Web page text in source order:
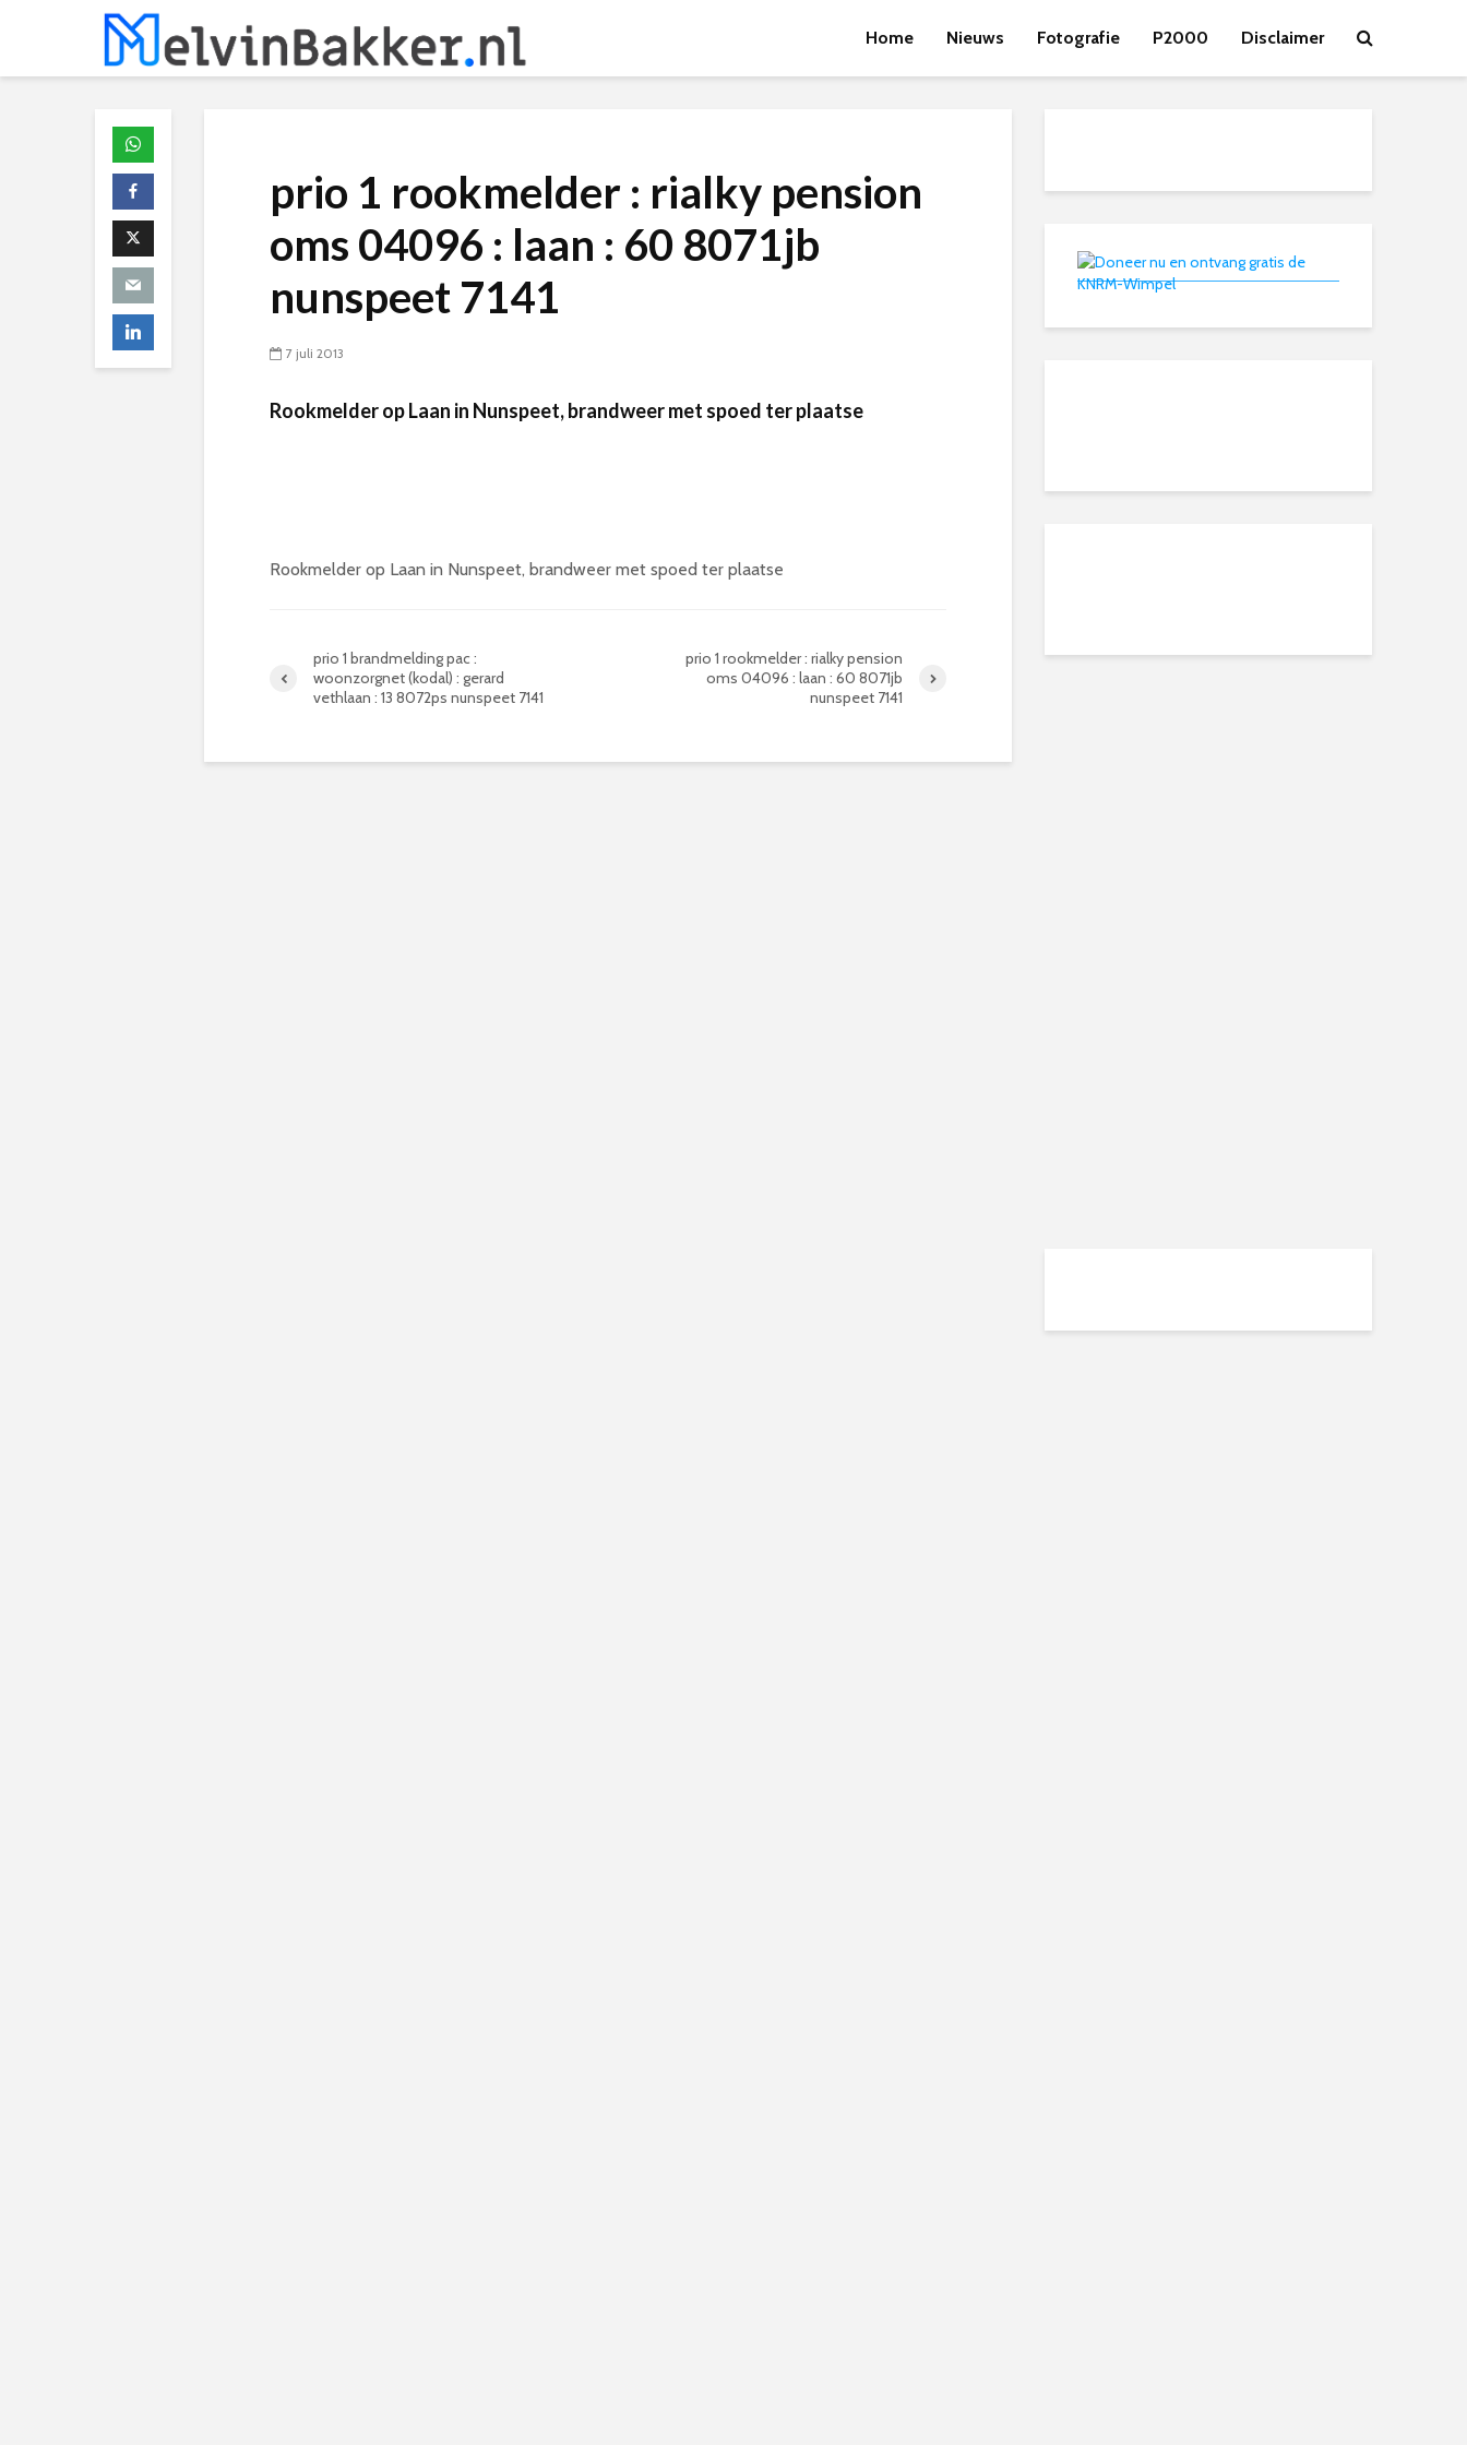
Home Nieuws Fotografie P2000 Disclaimer
prio 1 rookmelder : rialky pension
oms 04096 : laan : 60 8071jb
nunspeet 7141
7 juli 2013
Rookmelder op Laan in Nunspeet, brandweer met spoed ter plaatse
Rookmelder op Laan in Nunspeet, brandweer met spoed ter plaatse
prio 1 brandmelding pac :
woonzorgnet (kodal) : gerard
vethlaan : 13 8072ps nunspeet 7141
prio 1 rookmelder : rialky pension
oms 04096 : laan : 60 8071jb
nunspeet 7141